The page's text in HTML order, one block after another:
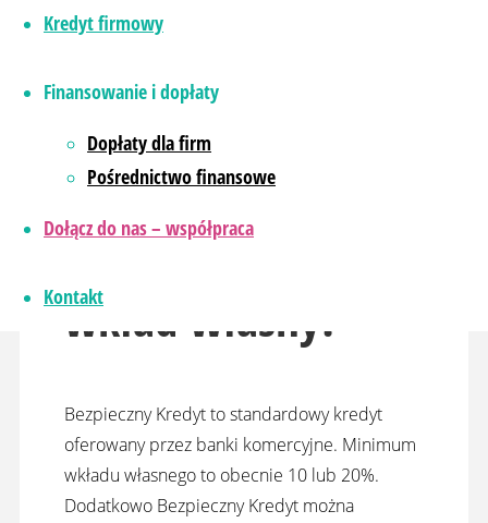
Kredyt firmowy
Finansowanie i dopłaty
Dopłaty dla firm
Pośrednictwo finansowe
Dołącz do nas – współpraca
Kontakt
Dopłata będzie dotyczyła różnicy między
+ 2% + ewentualna prowizja banku. Minimalny
okres kredytowania to 15 lat.
Jaki wymagany
wkład własny?
Bezpieczny Kredyt to standardowy kredyt
oferowany przez banki komercyjne. Minimum
wkładu własnego to obecnie 10 lub 20%.
Dodatkowo Bezpieczny Kredyt można